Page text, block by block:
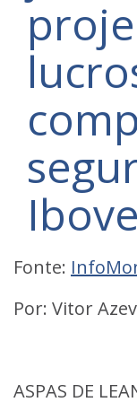
Fonte:
Por: Vitor
ASPAS DE